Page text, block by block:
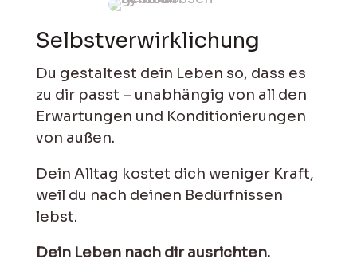
Selbstver­wirklichung
Du gestaltest dein Leben so, dass es
zu dir passt – un­abhängig von all den
Er­war­tungen und Kon­ditio­nie­rungen
von außen.
Dein Alltag kostet dich weniger Kraft,
weil du nach deinen Be­dürf­nissen
lebst.
Dein Leben nach dir ausrichten.